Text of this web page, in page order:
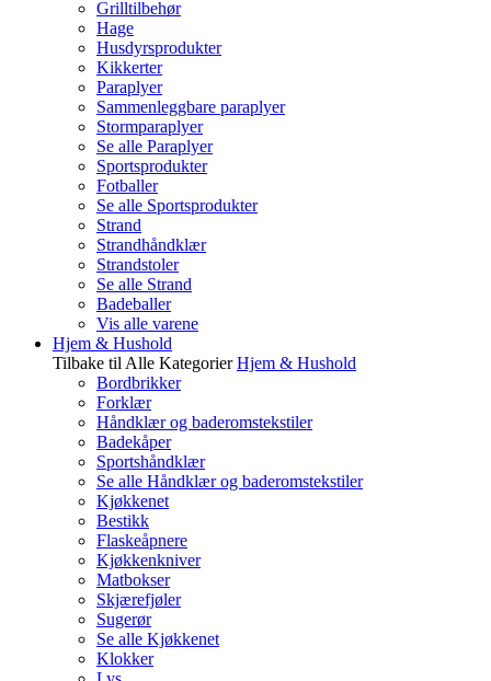
Grilltilbehør
Hage
Husdyrsprodukter
Kikkerter
Paraplyer
Sammenleggbare paraplyer
Stormparaplyer
Se alle Paraplyer
Sportsprodukter
Fotballer
Se alle Sportsprodukter
Strand
Strandhåndklær
Strandstoler
Se alle Strand
Badeballer
Vis alle varene
Hjem & Hushold
Tilbake til Alle Kategorier Hjem & Hushold
Bordbrikker
Forklær
Håndklær og baderomstekstiler
Badekåper
Sportshåndklær
Se alle Håndklær og baderomstekstiler
Kjøkkenet
Bestikk
Flaskeåpnere
Kjøkkenkniver
Matbokser
Skjærefjøler
Sugerør
Se alle Kjøkkenet
Klokker